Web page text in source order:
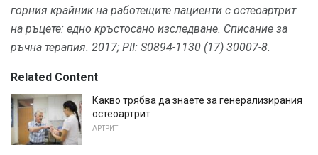
горния крайник на работещите пациенти с остеоартрит
на ръцете: едно кръстосано изследване. Списание за
ръчна терапия. 2017; PII: S0894-1130 (17) 30007-8.
Related Content
Какво трябва да знаете за генерализирания
остеоартрит
АРТРИТ